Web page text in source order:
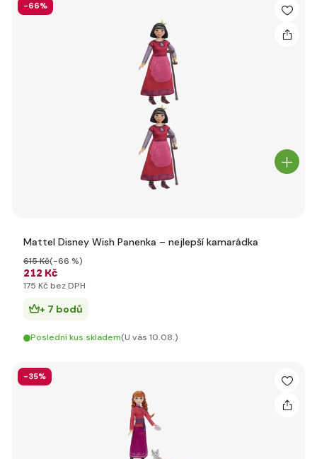
-66%
Mattel Disney Wish Panenka – nejlepší kamarádka
212 Kč
615 Kč(-66 %)
175 Kč bez DPH
+ 7 bodů
Poslední kus skladem(U vás 10.08.)
-35%